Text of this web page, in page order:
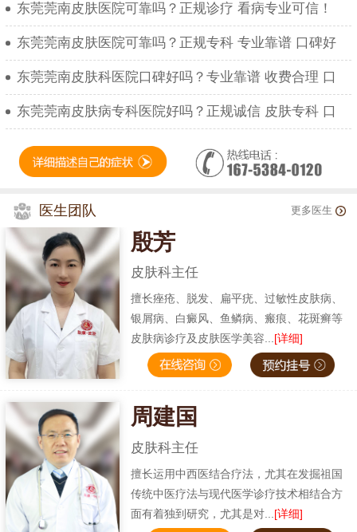
东莞莞南皮肤医院可靠吗？正规诊疗 看病专业可信！
东莞莞南皮肤医院可靠吗？正规专科 专业靠谱 口碑好
东莞莞南皮肤科医院口碑好吗？专业靠谱 收费合理 口
东莞莞南皮肤病专科医院好吗？正规诚信 皮肤专科 口
医生团队 更多医生
殷芳
皮肤科主任
擅长痤疮、脱发、扁平疣、过敏性皮肤病、
银屑病、白癜风、鱼鳞病、瘢痕、花斑癣等
皮肤病诊疗及皮肤医学美容... [详细]
周建国
皮肤科主任
擅长运用中西医结合疗法，尤其在发掘祖国
传统中医疗法与现代医学诊疗技术相结合方
面有着独到研究，尤其是对... [详细]